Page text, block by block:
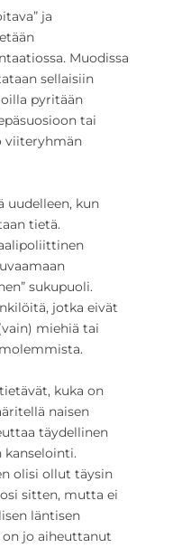
ja
Muodissa
sellaisiin
pyritään
tai
viiteryhmän
uudelleen, kun
tietä.
sukupuoli.
jotka eivät
miehiä tai
kuka on
naisen
täydellinen
kanselointi.
olisi ollut täysin
sitten, mutta ei
läntisen
jo aiheuttanut